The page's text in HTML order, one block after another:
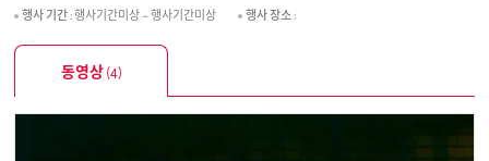
행사 기간: 행사기간미상 ~ 행사기간미상 행사 장소:
동영상(4)